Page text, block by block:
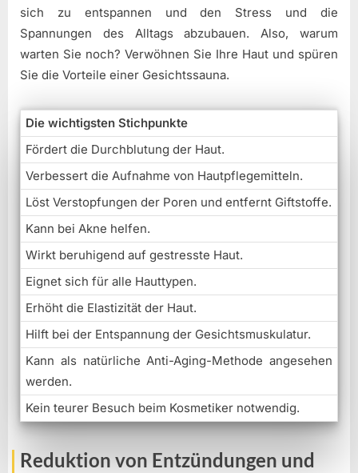
sich zu entspannen und den Stress und die
Spannungen des Alltags abzubauen. Also, warum
warten Sie noch? Verwöhnen Sie Ihre Haut und spüren
Sie die Vorteile einer Gesichtssauna.
Die wichtigsten Stichpunkte
Fördert die Durchblutung der Haut.
Verbessert die Aufnahme von Hautpflegemitteln.
Löst Verstopfungen der Poren und entfernt Giftstoffe.
Kann bei Akne helfen.
Wirkt beruhigend auf gestresste Haut.
Eignet sich für alle Hauttypen.
Erhöht die Elastizität der Haut.
Hilft bei der Entspannung der Gesichtsmuskulatur.
Kann als natürliche Anti-Aging-Methode angesehen
werden.
Kein teurer Besuch beim Kosmetiker notwendig.
Reduktion von Entzündungen und